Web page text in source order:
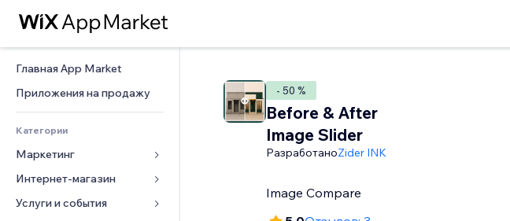
Главная App Market
Приложения на продажу
Категории
Маркетинг
Реклама
Моб. версия
Интернет-магазин
Приложения для магазинов
Услуги и события
- 50 %
Before & After
Image Slider
РазработаноZider INK
Image Compare